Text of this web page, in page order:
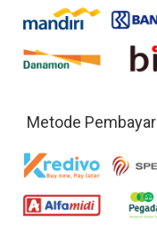
Metode